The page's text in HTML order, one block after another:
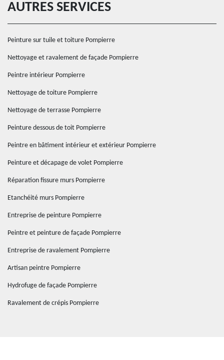
AUTRES SERVICES
Peinture sur tuile et toiture Pompierre
Nettoyage et ravalement de façade Pompierre
Peintre intérieur Pompierre
Nettoyage de toiture Pompierre
Nettoyage de terrasse Pompierre
Peinture dessous de toit Pompierre
Peintre en bâtiment intérieur et extérieur Pompierre
Peinture et décapage de volet Pompierre
Réparation fissure murs Pompierre
Etanchéité murs Pompierre
Entreprise de peinture Pompierre
Peintre et peinture de façade Pompierre
Entreprise de ravalement Pompierre
Artisan peintre Pompierre
Hydrofuge de façade Pompierre
Ravalement de crépis Pompierre